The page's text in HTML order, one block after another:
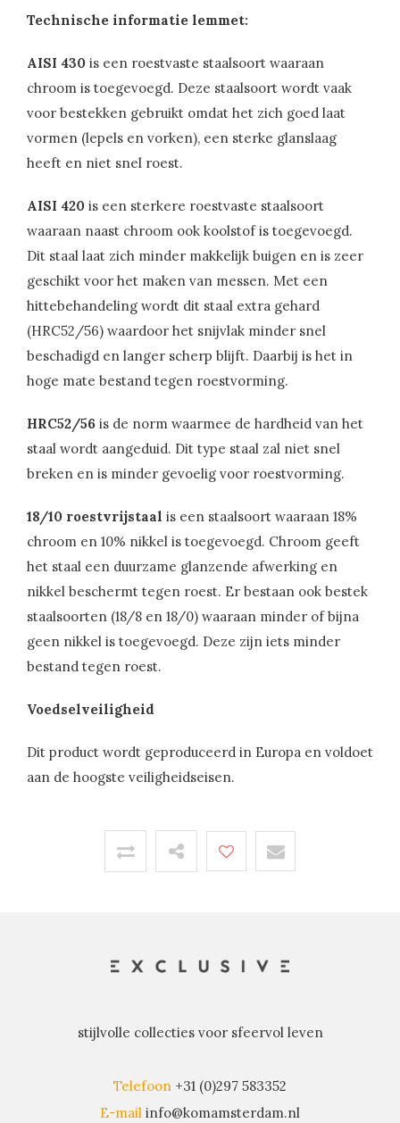
Technische informatie lemmet:
AISI 430 is een roestvaste staalsoort waaraan
chroom is toegevoegd. Deze staalsoort wordt vaak
voor bestekken gebruikt omdat het zich goed laat
vormen (lepels en vorken), een sterke glanslaag
heeft en niet snel roest.
AISI 420 is een sterkere roestvaste staalsoort
waaraan naast chroom ook koolstof is toegevoegd.
Dit staal laat zich minder makkelijk buigen en is zeer
geschikt voor het maken van messen. Met een
hittebehandeling wordt dit staal extra gehard
(HRC52/56) waardoor het snijvlak minder snel
beschadigd en langer scherp blijft. Daarbij is het in
hoge mate bestand tegen roestvorming.
HRC52/56 is de norm waarmee de hardheid van het
staal wordt aangeduid. Dit type staal zal niet snel
breken en is minder gevoelig voor roestvorming.
18/10 roestvrijstaal is een staalsoort waaraan 18%
chroom en 10% nikkel is toegevoegd. Chroom geeft
het staal een duurzame glanzende afwerking en
nikkel beschermt tegen roest. Er bestaan ook bestek
staalsoorten (18/8 en 18/0) waaraan minder of bijna
geen nikkel is toegevoegd. Deze zijn iets minder
bestand tegen roest.
Voedselveiligheid
Dit product wordt geproduceerd in Europa en voldoet
aan de hoogste veiligheidseisen.
stijlvolle collecties voor sfeervol leven
Telefoon +31 (0)297 583352
E-mail info@komamsterdam.nl